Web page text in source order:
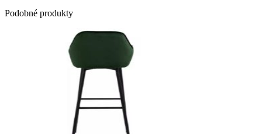
Podobné produkty